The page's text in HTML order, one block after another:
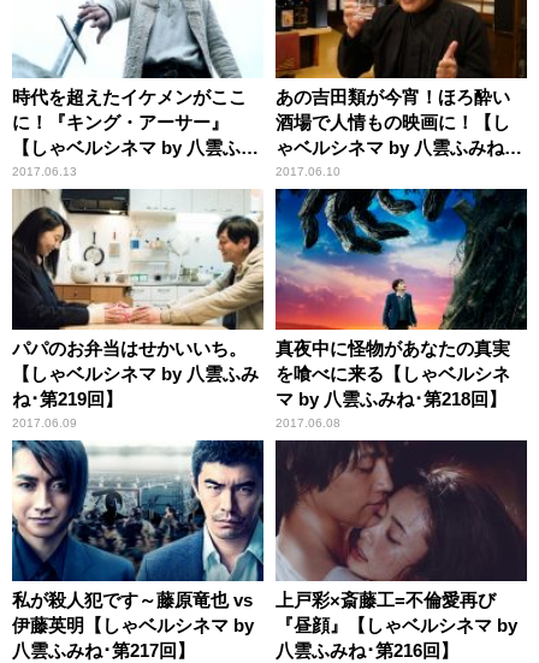
時代を超えたイケメンがここ
に！『キング・アーサー』
【しゃベルシネマ by 八雲ふみ
ね･第221回】
2017.06.13
あの吉田類が今宵！ほろ酔い
酒場で人情もの映画に！【し
ゃベルシネマ by 八雲ふみね･
第220回】
2017.06.10
パパのお弁当はせかいいち。
【しゃベルシネマ by 八雲ふみ
ね･第219回】
2017.06.09
真夜中に怪物があなたの真実
を喰べに来る【しゃベルシネ
マ by 八雲ふみね･第218回】
2017.06.08
私が殺人犯です～藤原竜也 vs
伊藤英明【しゃベルシネマ by
八雲ふみね･第217回】
上戸彩×斎藤工=不倫愛再び
『昼顔』【しゃベルシネマ by
八雲ふみね･第216回】